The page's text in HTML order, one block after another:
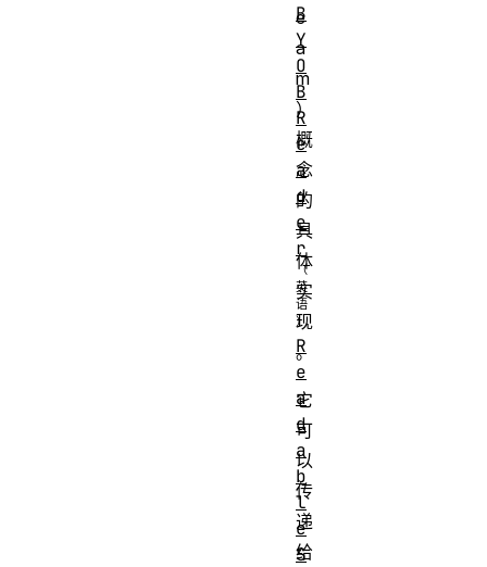
e
a
m
）
概
念
的
具
体
实
现
。
它
可
以
传
递
给
B
Y
O
B
R
e
a
d
e
r
R
e
a
d
a
b
l
e
S